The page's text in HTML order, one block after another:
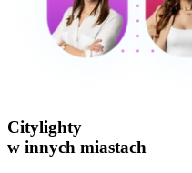
Citylighty
w innych miastach